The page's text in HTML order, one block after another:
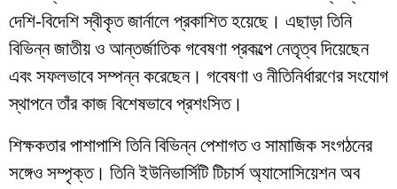
দেশি-বিদেশি স্বীকৃত জার্নালে প্রকাশিত হয়েছে। এছাড়া তিনি
বিভিন্ন জাতীয় ও আন্তর্জাতিক গবেষণা প্রকল্পে নেতৃত্ব দিয়েছেন
এবং সফলভাবে সম্পন্ন করেছেন। গবেষণা ও নীতিনির্ধারণের সংযোগ
স্থাপনে তাঁর কাজ বিশেষভাবে প্রশংসিত।
শিক্ষকতার পাশাপাশি তিনি বিভিন্ন পেশাগত ও সামাজিক সংগঠনের
সঙ্গেও সম্পৃক্ত। তিনি ইউনিভার্সিটি টিচার্স অ্যাসোসিয়েশন অব